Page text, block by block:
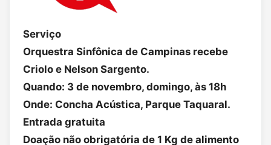
Serviço
Orquestra Sinfônica de Campinas recebe
Criolo e Nelson Sargento.
Quando: 3 de novembro, domingo, às 18h
Onde: Concha Acústica, Parque Taquaral.
Entrada gratuita
Doação não obrigatória de 1 Kg de alimento